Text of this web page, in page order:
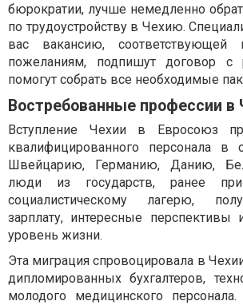
бюрократии, лучше немедленно
по трудоустройству в Чехию.
вас вакансию, соответствующей
пожеланиям, подпишут договор с
помогут собрать все необходимые
Востребованные профессии в
Вступление Чехии в Евросоюз
квалифицированного персонала в
Швейцарию, Германию, Данию,
люди из государств, ранее
социалистическому лагерю,
зарплату, интересные
уровень жизни.
Эта миграция спровоцировала в
дипломированных бухгалтеров,
молодого медицинского персонала.